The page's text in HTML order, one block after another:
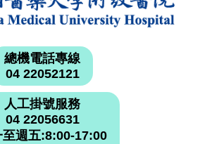
總機電話專線
04 22052121
人工掛號服務
04 22056631
至週五:8:00-17:00